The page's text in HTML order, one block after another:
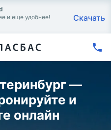
и еще удобнее!
Скачать
—
и
онлайн